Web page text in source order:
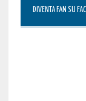
DIVENTA FAN SU